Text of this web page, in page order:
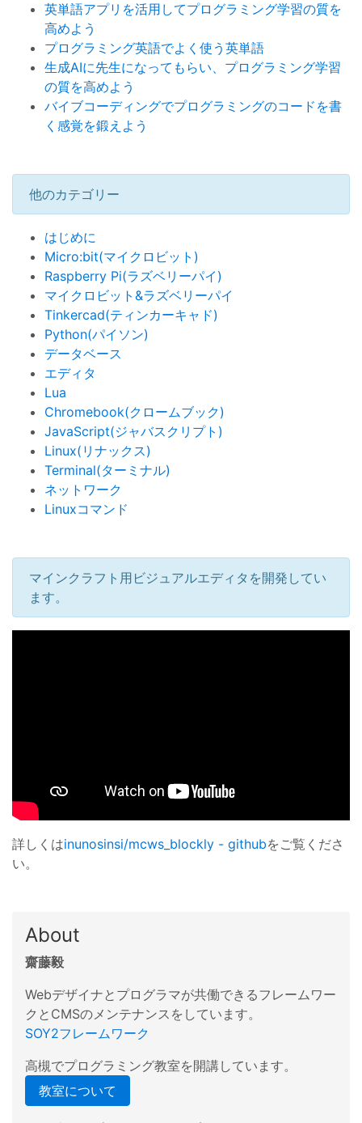
英単語アプリを活用してプログラミング学習の質を
高めよう
プログラミング英語でよく使う英単語
生成AIに先生になってもらい、プログラミング学習
の質を高めよう
バイブコーディングでプログラミングのコードを書
く感覚を鍛えよう
他のカテゴリー
はじめに
Micro:bit(マイクロビット)
Raspberry Pi(ラズベリーパイ)
マイクロビット&ラズベリーパイ
Tinkercad(ティンカーキャド)
Python(パイソン)
データベース
エディタ
Lua
Chromebook(クロームブック)
JavaScript(ジャバスクリプト)
Linux(リナックス)
Terminal(ターミナル)
ネットワーク
Linuxコマンド
マインクラフト用ビジュアルエディタを開発してい
ます。
詳しくはinunosinsi/mcws_blockly - githubをご覧くださ
い。
About
齋藤毅
Webデザイナとプログラマが共働できるフレームワー
クとCMSのメンテナンスをしています。
SOY2フレームワーク
高槻でプログラミング教室を開講しています。
教室について